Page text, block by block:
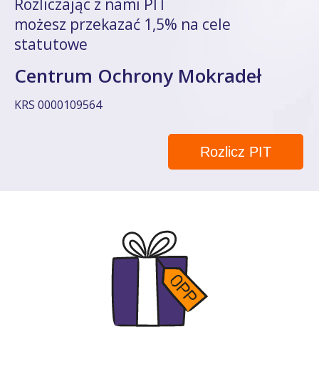
Rozliczając z nami PIT
możesz przekazać 1,5% na cele
statutowe
Centrum Ochrony Mokradeł
KRS 0000109564
Rozlicz PIT